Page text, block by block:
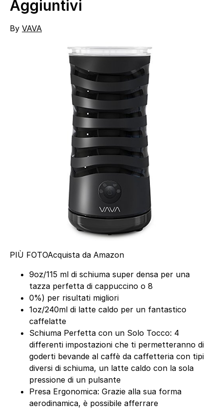
Aggiuntivi
By VAVA
PIÙ FOTOAcquista da Amazon
9oz/115 ml di schiuma super densa per una
tazza perfetta di cappuccino o 8
0%) per risultati migliori
1oz/240ml di latte caldo per un fantastico
caffelatte
Schiuma Perfetta con un Solo Tocco: 4
differenti impostazioni che ti permetteranno di
goderti bevande al caffè da caffetteria con tipi
diversi di schiuma, un latte caldo con la sola
pressione di un pulsante
Presa Ergonomica: Grazie alla sua forma
aerodinamica, è possibile afferrare